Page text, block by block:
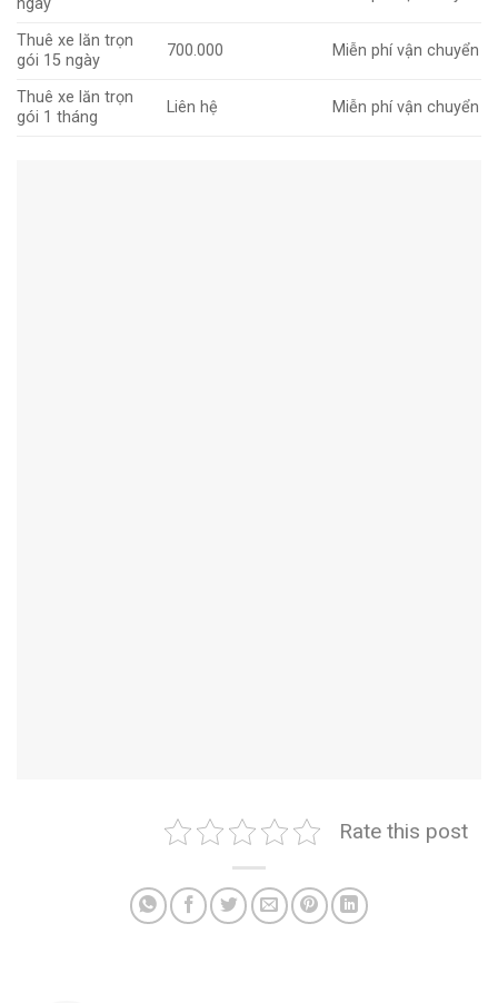
ngày
Thuê xe lăn trọn
gói 15 ngày
700.000 Miễn phí vận chuyển
Thuê xe lăn trọn
gói 1 tháng
Liên hệ Miễn phí vận chuyển
Rate this post